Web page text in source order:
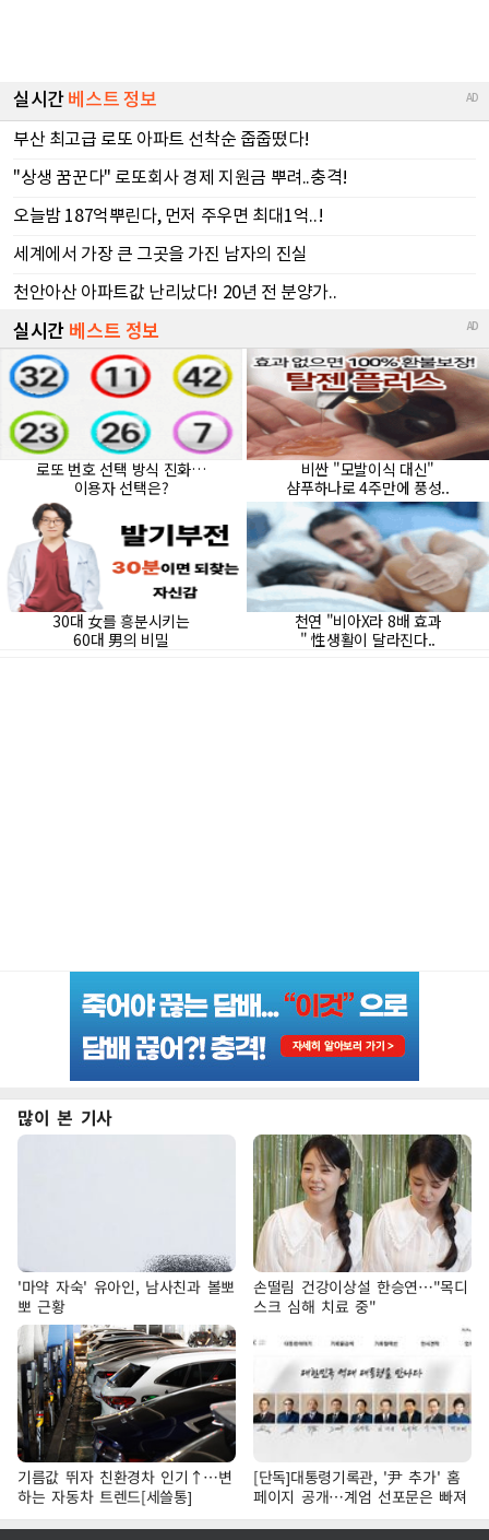
많이 본 기사
'마약 자숙' 유아인, 남사친과 볼뽀
뽀 근황
손떨림 건강이상설 한승연…"목디
스크 심해 치료 중"
기름값 뛰자 친환경차 인기↑…변
하는 자동차 트렌드[세쓸통]
[단독]대통령기록관, '尹 추가' 홈
페이지 공개…계엄 선포문은 빠져